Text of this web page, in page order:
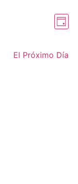
de
Day
El Próximo Día